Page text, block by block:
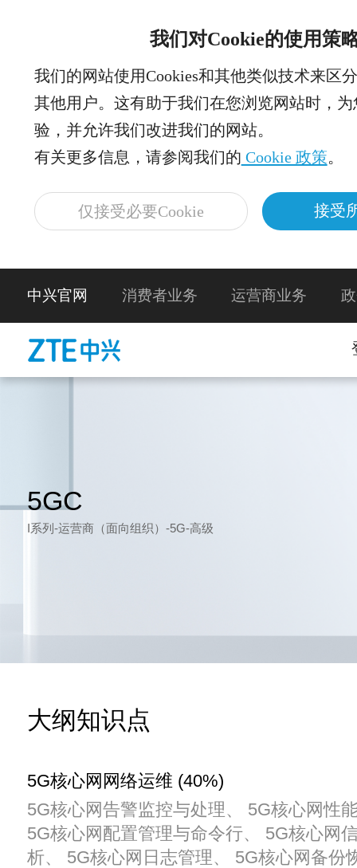
我们对Cookie的使用策
我们的网站使用Cookies和其他类似技术来区
其他用户。这有助于我们在您浏览网站时，
验，并允许我们改进我们的网站。
有关更多信息，请参阅我们的 Cookie 政策。
仅接受必要Cookie 接受
中兴官网 消费者业务 运营商业务
5GC
I系列-运营商（面向组织）-5G-高级
大纲知识点
5G核心网网络运维 (40%)
5G核心网告警监控与处理、 5G核心网性
5G核心网配置管理与命令行、 5G核心网
析、 5G核心网日志管理、 5G核心网备份